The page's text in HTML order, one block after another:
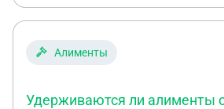
возраста. Как теперь будут
алименты на ребенка от
ли он предоставлять какие-либо документы
размера алиментов.
Алименты
Удерживаются ли алименты